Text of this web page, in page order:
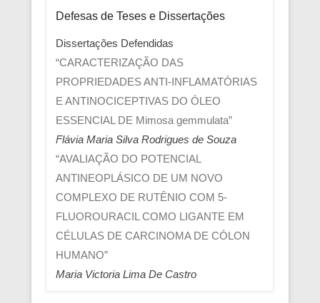
Defesas de Teses e Dissertações
Dissertações Defendidas
“CARACTERIZAÇÃO DAS
PROPRIEDADES ANTI-INFLAMATÓRIAS
E ANTINOCICEPTIVAS DO ÓLEO
ESSENCIAL DE Mimosa gemmulata”
Flávia Maria Silva Rodrigues de Souza
“AVALIAÇÃO DO POTENCIAL
ANTINEOPLÁSICO DE UM NOVO
COMPLEXO DE RUTÊNIO COM 5-
FLUOROURACIL COMO LIGANTE EM
CÉLULAS DE CARCINOMA DE CÓLON
HUMANO”
Maria Victoria Lima De Castro